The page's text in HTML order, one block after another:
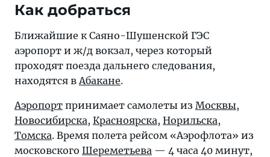
Как добраться
Ближайшие к Саяно-Шушенской ГЭС
аэропорт и ж/д вокзал, через который
проходят поезда дальнего следования,
находятся в Абакане.
Аэропорт принимает самолеты из Москвы,
Новосибирска, Красноярска, Норильска,
Томска. Время полета рейсом «Аэрофлота» из
московского Шереметьева — 4 часа 40 минут,